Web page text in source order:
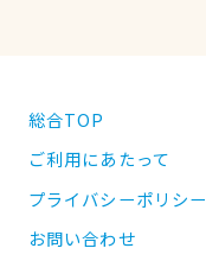
総合TOP
ご利用にあたって
プライバシーポリシー
お問い合わせ